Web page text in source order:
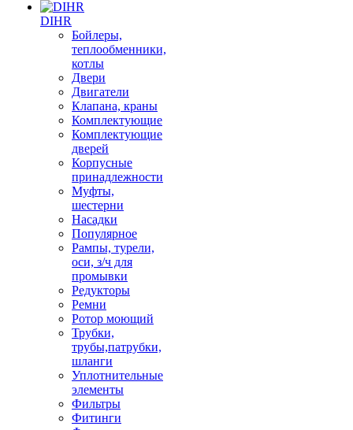
DIHR
Бойлеры,
теплообменники,
котлы
Двери
Двигатели
Клапана, краны
Комплектующие
Комплектующие
дверей
Корпусные
принадлежности
Муфты,
шестерни
Насадки
Популярное
Рампы, турели,
оси, з/ч для
промывки
Редукторы
Ремни
Ротор моющий
Трубки,
трубы,патрубки,
шланги
Уплотнительные
элементы
Фильтры
Фитинги